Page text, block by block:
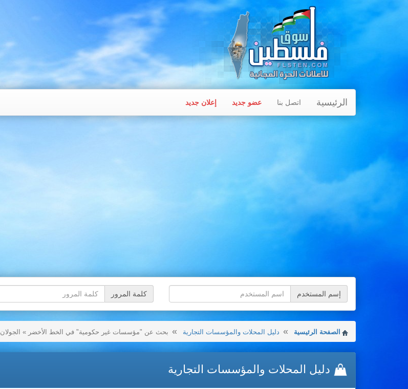
الرئيسية اتصل بنا عضو جديد إعلان جديد
إسم المستخدم كلمة المرور
الصفحة الرئيسية دليل المحلات والمؤسسات التجارية بحث عن "مؤسسات غير حكومية" في الخط الأخضر » الجولان
دليل المحلات والمؤسسات التجارية